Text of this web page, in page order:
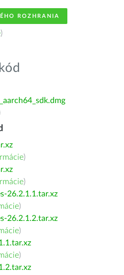
ROZHRANIA
)
)
)
26.2.1.1.tar.xz
)
26.2.1.2.tar.xz
)
)